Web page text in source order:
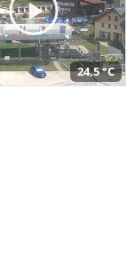
24,5 °C